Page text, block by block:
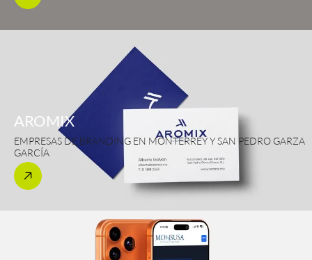
AROMIX
EMPRESAS DE BRANDING EN MONTERREY Y SAN PEDRO GARZA
GARCÍA